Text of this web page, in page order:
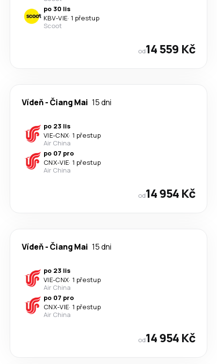
po 30 lis
KBV-VIE· 1 přestup
Scoot
od14 559 Kč
Vídeň-Čiang Mai 15 dni
po 23 lis
VIE-CNX· 1 přestup
Air China
po 07 pro
CNX-VIE· 1 přestup
Air China
od14 954 Kč
Vídeň-Čiang Mai 15 dni
po 23 lis
VIE-CNX· 1 přestup
Air China
po 07 pro
CNX-VIE· 1 přestup
Air China
od14 954 Kč